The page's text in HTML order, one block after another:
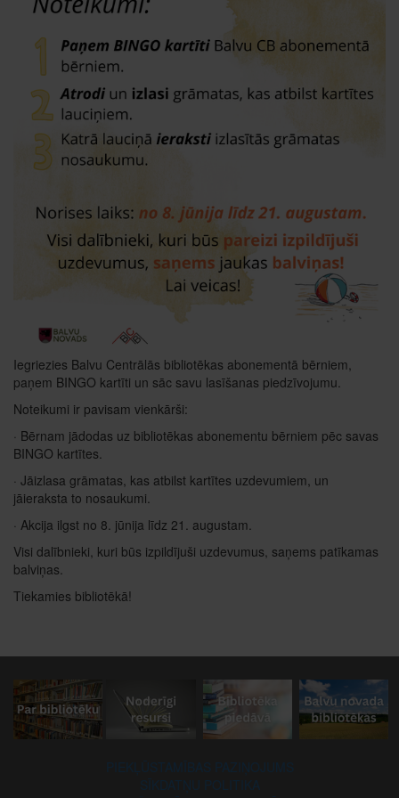
Iegriezies Balvu Centrālās bibliotēkas abonementā bērniem,
paņem BINGO kartīti un sāc savu lasīšanas piedzīvojumu.
Noteikumi ir pavisam vienkārši:
· Bērnam jādodas uz bibliotēkas abonementu bērniem pēc savas
BINGO kartītes.
· Jāizlasa grāmatas, kas atbilst kartītes uzdevumiem, un
jāieraksta to nosaukumi.
· Akcija ilgst no 8. jūnija līdz 21. augustam.
Visi dalībnieki, kuri būs izpildījuši uzdevumus, saņems patīkamas
balviņas.
Tiekamies bibliotēkā!